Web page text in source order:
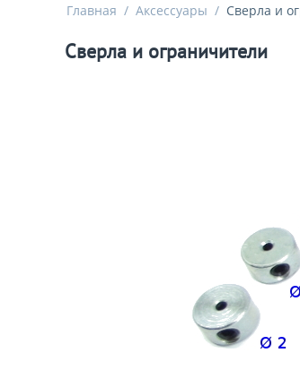
Главная / Аксессуары / Сверла и
Сверла и ограничители